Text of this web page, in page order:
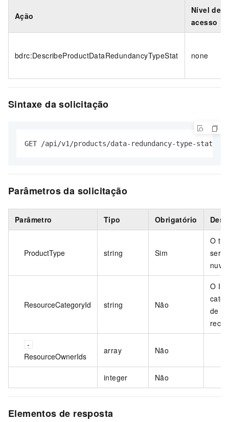
Ação
Nível de
acesso
bdrc:DescribeProductDataRedundancyTypeStat none
Sintaxe da solicitação
GET /api/v1/products/data-redundancy-type-stat
Parâmetros da solicitação
Parâmetro Tipo Obrigatório
ProductType string Sim
O
ResourceCategoryId string Não
O ID
de
ResourceOwnerIds
array Não
integer Não
Elementos de resposta